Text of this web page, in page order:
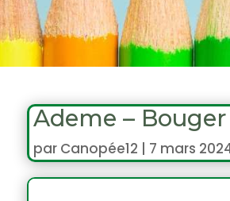
Ademe –
par Canopée12 | 7 mars